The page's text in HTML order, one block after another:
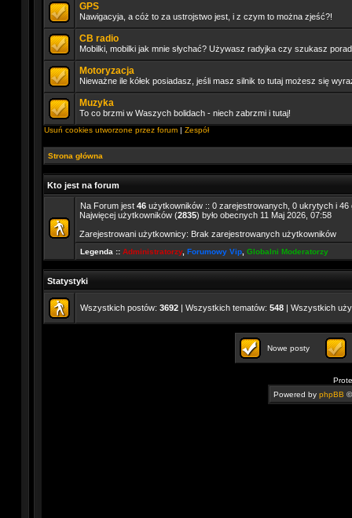
GPS
Nawigacyja, a cóż to za ustrojstwo jest, i z czym to można zjeść?!
CB radio
Mobilki, mobilki jak mnie słychać? Używasz radyjka czy szukasz
Motoryzacja
Nieważne ile kółek posiadasz, jeśli masz silnik to tutaj możesz się
Muzyka
To co brzmi w Waszych bolidach - niech zabrzmi i tutaj!
Usuń cookies utworzone przez forum | Zespół
Strona główna
Kto jest na forum
Na Forum jest 46 użytkowników :: 0 zarejestrowanych, 0 ukrytych i 46
Najwięcej użytkowników (2835) było obecnych 11 Maj 2026, 07:58
Zarejestrowani użytkownicy: Brak zarejestrowanych użytkowników
Legenda :: Administratorzy, Forumowy Vip Globalni Moderatorzy
Statystyki
Wszystkich postów: 3692 | Wszystkich tematów: 548 | Wszystkich
Nowe posty
Powered by phpBB